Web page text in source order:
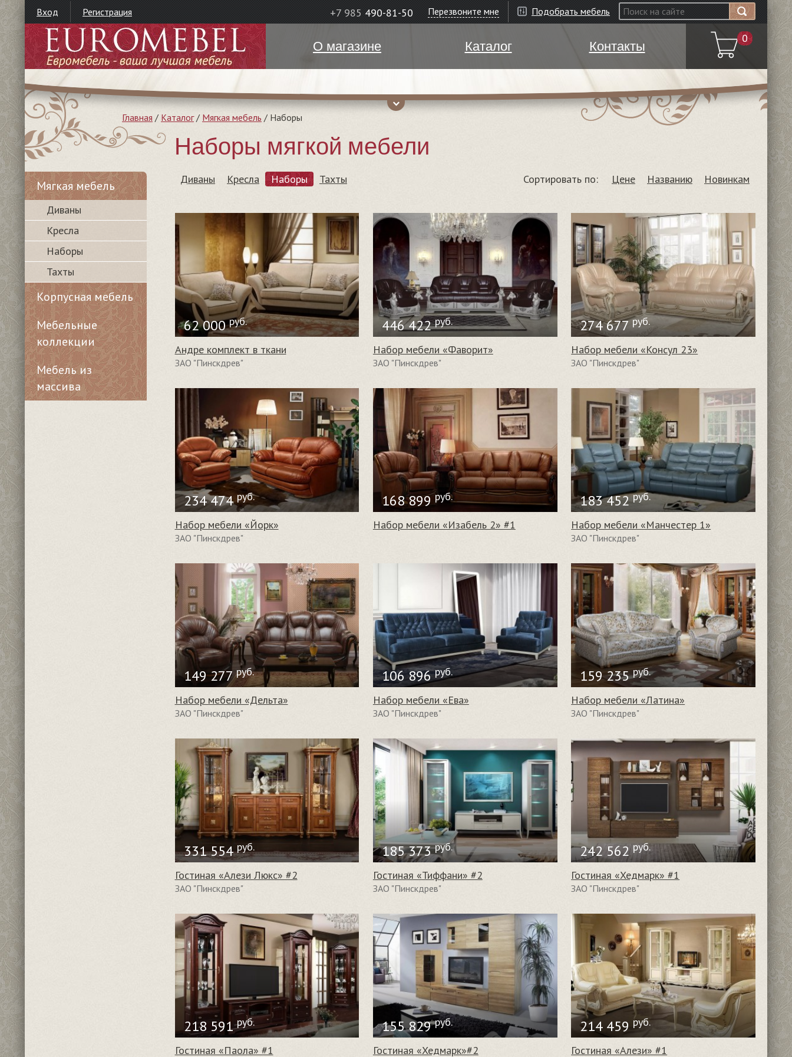
Вход Регистрация +7 985 490-81-50 Перезвоните мне Подобрать мебель
0
О магазине Каталог Контакты
Главная / Каталог/ Мягкая мебель / Наборы
Наборы мягкой мебели
Сортировать по: Цене Названию Новинкам
Диваны Кресла Наборы Тахты
62 000 руб.
Андре комплект в ткани
ЗАО "Пинскдрев"
446 422 руб.
Набор мебели «Фаворит»
ЗАО "Пинскдрев"
274 677 руб.
Набор мебели «Консул 23»
ЗАО "Пинскдрев"
234 474 руб.
Набор мебели «Йорк»
ЗАО "Пинскдрев"
168 899 руб.
Набор мебели «Изабель 2» #1
183 452 руб.
Набор мебели «Манчестер 1»
ЗАО "Пинскдрев"
149 277 руб.
Набор мебели «Дельта»
ЗАО "Пинскдрев"
106 896 руб.
Набор мебели «Ева»
ЗАО "Пинскдрев"
159 235 руб.
Набор мебели «Латина»
ЗАО "Пинскдрев"
331 554 руб.
Гостиная «Алези Люкс» #2
ЗАО "Пинскдрев"
185 373 руб.
Гостиная «Тиффани» #2
ЗАО "Пинскдрев"
242 562 руб.
Гостиная «Хедмарк» #1
ЗАО "Пинскдрев"
218 591 руб.
Гостиная «Паола» #1
155 829 руб.
Гостиная «Хедмарк»#2
214 459 руб.
Гостиная «Алези» #1
Мягкая мебель
Диваны
Кресла
Наборы
Тахты
Корпусная мебель
Мебельные
коллекции
Мебель из
массива